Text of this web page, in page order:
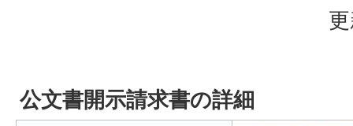
公文書開示請求書の詳細